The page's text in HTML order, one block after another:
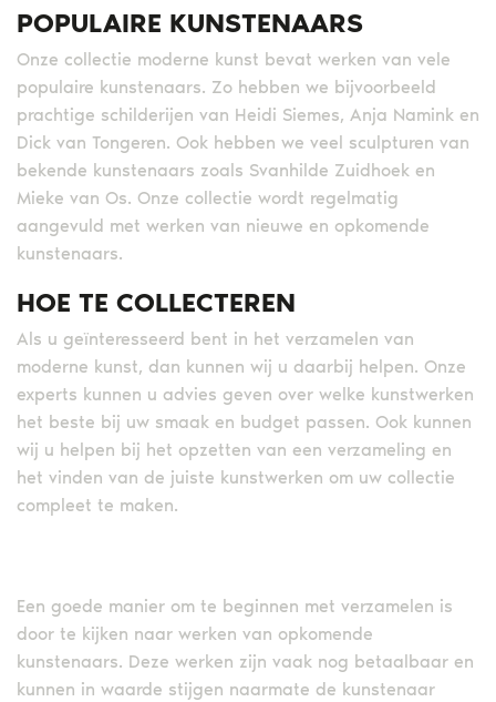
POPULAIRE KUNSTENAARS
Onze collectie moderne kunst bevat werken van vele
populaire kunstenaars. Zo hebben we bijvoorbeeld
prachtige schilderijen van Heidi Siemes, Anja Namink en
Dick van Tongeren. Ook hebben we veel sculpturen van
bekende kunstenaars zoals Svanhilde Zuidhoek en
Mieke van Os. Onze collectie wordt regelmatig
aangevuld met werken van nieuwe en opkomende
kunstenaars.
HOE TE COLLECTEREN
Als u geïnteresseerd bent in het verzamelen van
moderne kunst, dan kunnen wij u daarbij helpen. Onze
experts kunnen u advies geven over welke kunstwerken
het beste bij uw smaak en budget passen. Ook kunnen
wij u helpen bij het opzetten van een verzameling en
het vinden van de juiste kunstwerken om uw collectie
compleet te maken.
Een goede manier om te beginnen met verzamelen is
door te kijken naar werken van opkomende
kunstenaars. Deze werken zijn vaak nog betaalbaar en
kunnen in waarde stijgen naarmate de kunstenaar